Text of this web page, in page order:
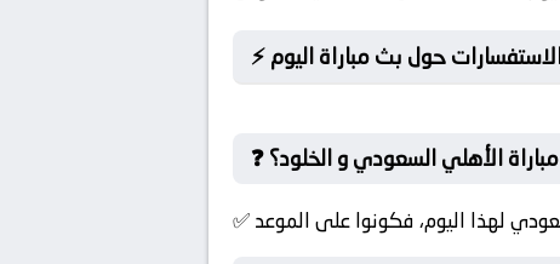
الاستفسارات حول بث مباراة اليوم
مباراة الأهلي السعودي و الخلود؟